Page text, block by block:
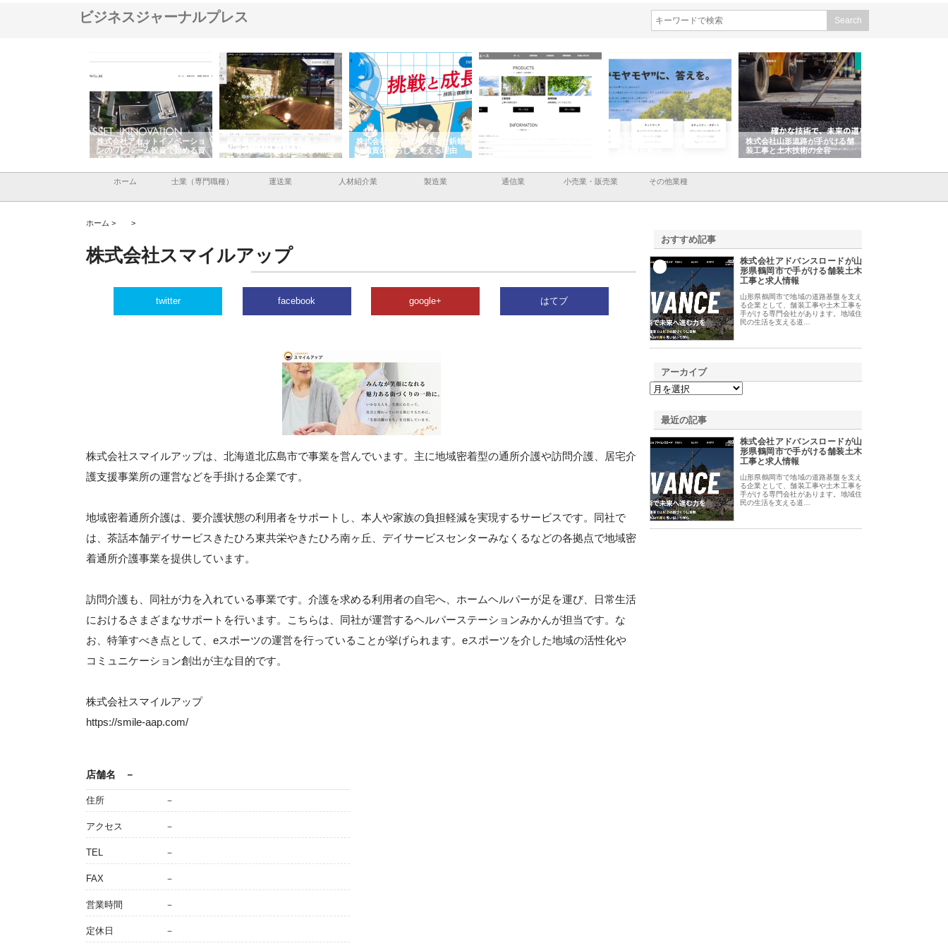
ビジネスジャーナルプレス
株式会社アセットイノベーショ
ンのワンルーム投資で始める資
産形成と老後準備
と名古屋で叶える理想の外構空
間
株式会社ナツハラが建設と鋲螺
で滋賀の暮らしを支える理由
イトが提供する充実した情報内
株式会社ＣＳＡの事業内容と強
株式会社山形道路が手がける舗
装工事と土木技術の全容
ホーム 士業（専門職種） 運送業 人材紹介業 製造業 通信業 小売業・販売業 その他業種
ホーム > >
株式会社スマイルアップ
twitter facebook google+ はてブ
株式会社スマイルアップは、北海道北広島市で事業を営んでいます。主に地域密着型の通所介護や訪問介護、居宅介
護支援事業所の運営などを手掛ける企業です。
地域密着通所介護は、要介護状態の利用者をサポートし、本人や家族の負担軽減を実現するサービスです。同社で
は、茶話本舗デイサービスきたひろ東共栄やきたひろ南ヶ丘、デイサービスセンターみなくるなどの各拠点で地域密
着通所介護事業を提供しています。
訪問介護も、同社が力を入れている事業です。介護を求める利用者の自宅へ、ホームヘルパーが足を運び、日常生活
におけるさまざまなサポートを行います。こちらは、同社が運営するヘルパーステーションみかんが担当です。な
お、特筆すべき点として、eスポーツの運営を行っていることが挙げられます。eスポーツを介した地域の活性化や
コミュニケーション創出が主な目的です。
株式会社スマイルアップ
https://smile-aap.com/
店舗名 －
住所 －
アクセス －
TEL －
FAX －
営業時間 －
定休日 －
おすすめ記事
株式会社アドバンスロードが山
形県鶴岡市で手がける舗装土木
工事と求人情報
山形県鶴岡市で地域の道路基盤を支え
る企業として、舗装工事や土木工事を
手がける専門会社があります。地域住
民の生活を支える道…
アーカイブ
最近の記事
株式会社アドバンスロードが山
形県鶴岡市で手がける舗装土木
工事と求人情報
山形県鶴岡市で地域の道路基盤を支え
る企業として、舗装工事や土木工事を
手がける専門会社があります。地域住
民の生活を支える道…